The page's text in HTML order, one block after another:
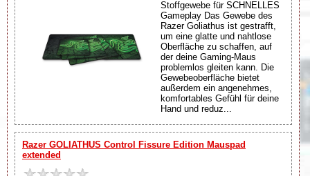
Stoffgewebe für SCHNELLES
Gameplay Das Gewebe des
Razer Goliathus ist gestrafft,
um eine glatte und nahtlose
Oberfläche zu schaffen, auf
der deine Gaming-Maus
problemlos gleiten kann. Die
Gewebeoberfläche bietet
außerdem ein angenehmes,
komfortables Gefühl für deine
Hand und reduz...
Razer GOLIATHUS Control Fissure Edition Mauspad
extended